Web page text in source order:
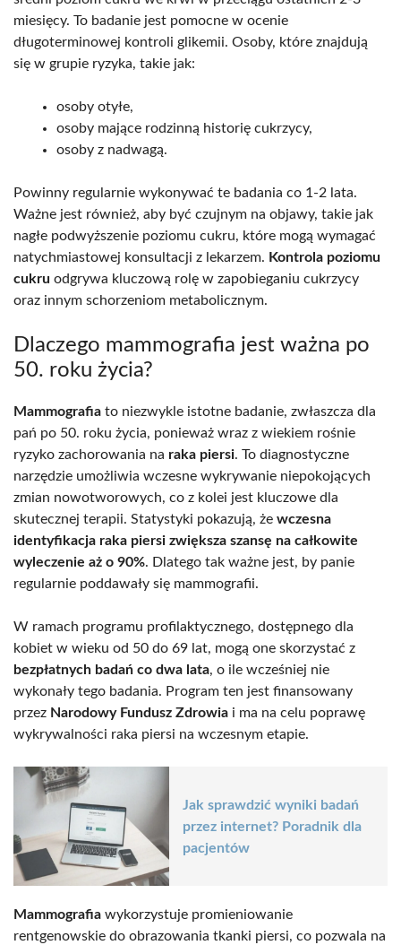
miesięcy. To badanie jest pomocne w ocenie
długoterminowej kontroli glikemii. Osoby, które znajdują
się w grupie ryzyka, takie jak:
osoby otyłe,
osoby mające rodzinną historię cukrzycy,
osoby z nadwagą.
Powinny regularnie wykonywać te badania co 1-2 lata.
Ważne jest również, aby być czujnym na objawy, takie jak
nagłe podwyższenie poziomu cukru, które mogą wymagać
natychmiastowej konsultacji z lekarzem. Kontrola poziomu
cukru odgrywa kluczową rolę w zapobieganiu cukrzycy
oraz innym schorzeniom metabolicznym.
Dlaczego mammografia jest ważna po
50. roku życia?
Mammografia to niezwykle istotne badanie, zwłaszcza dla
pań po 50. roku życia, ponieważ wraz z wiekiem rośnie
ryzyko zachorowania na raka piersi. To diagnostyczne
narzędzie umożliwia wczesne wykrywanie niepokojących
zmian nowotworowych, co z kolei jest kluczowe dla
skutecznej terapii. Statystyki pokazują, że wczesna
identyfikacja raka piersi zwiększa szansę na całkowite
wyleczenie aż o 90%. Dlatego tak ważne jest, by panie
regularnie poddawały się mammografii.
W ramach programu profilaktycznego, dostępnego dla
kobiet w wieku od 50 do 69 lat, mogą one skorzystać z
bezpłatnych badań co dwa lata, o ile wcześniej nie
wykonały tego badania. Program ten jest finansowany
przez Narodowy Fundusz Zdrowia i ma na celu poprawę
wykrywalności raka piersi na wczesnym etapie.
Jak sprawdzić wyniki badań
przez internet? Poradnik dla
pacjentów
Mammografia wykorzystuje promieniowanie
rentgenowskie do obrazowania tkanki piersi, co pozwala na